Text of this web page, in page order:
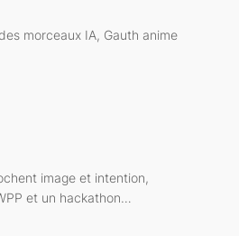
morceaux IA, Gauth anime
image et intention,
et un hackathon…